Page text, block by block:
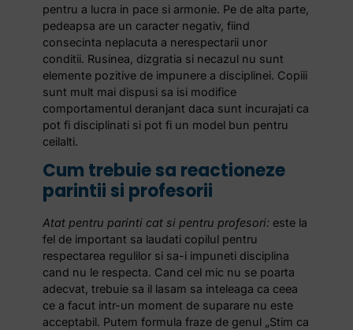
pentru a lucra in pace si armonie. Pe de alta parte,
pedeapsa are un caracter negativ, fiind
consecinta neplacuta a nerespectarii unor
conditii. Rusinea, dizgratia si necazul nu sunt
elemente pozitive de impunere a disciplinei. Copiii
sunt mult mai dispusi sa isi modifice
comportamentul deranjant daca sunt incurajati ca
pot fi disciplinati si pot fi un model bun pentru
ceilalti.
Cum trebuie sa reactioneze
parintii si profesorii
Atat pentru parinti cat si pentru profesori: este la
fel de important sa laudati copilul pentru
respectarea regulilor si sa-i impuneti disciplina
cand nu le respecta. Cand cel mic nu se poarta
adecvat, trebuie sa il lasam sa inteleaga ca ceea
ce a facut intr-un moment de suparare nu este
acceptabil. Putem formula fraze de genul „Stim ca